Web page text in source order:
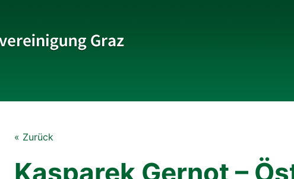
« Zurück
Kasparek Gernot –